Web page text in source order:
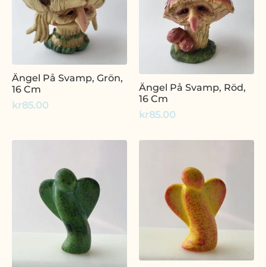
Ängel På Svamp, Grön,
16 Cm
kr85.00
Ängel På Svamp, Röd,
16 Cm
kr85.00